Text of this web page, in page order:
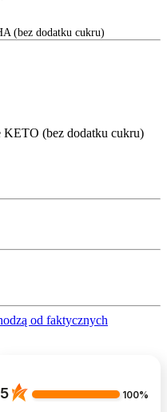
(bez dodatku cukru)
(bez dodatku cukru)
od faktycznych
5 100%